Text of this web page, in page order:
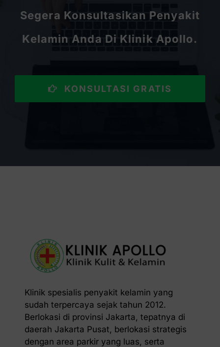
Segera Konsultasikan Penyakit
Kelamin Anda Di Klinik Apollo.
KONSULTASI GRATIS
Klinik spesialis penyakit kelamin yang
sudah terpercaya sejak tahun 2012.
Berlokasi di provinsi Jakarta, tepatnya di
daerah Jakarta Pusat, berlokasi strategis
dengan area parkir yang luas, serta